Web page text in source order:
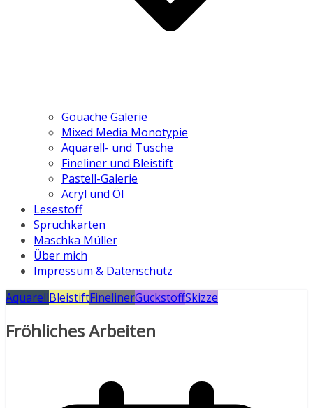
Gouache Galerie
Mixed Media Monotypie
Aquarell- und Tusche
Fineliner und Bleistift
Pastell-Galerie
Acryl und Öl
Lesestoff
Spruchkarten
Maschka Müller
Über mich
Impressum & Datenschutz
AquarellBleistiftFinelinerGuckstoffSkizze
Fröhliches Arbeiten